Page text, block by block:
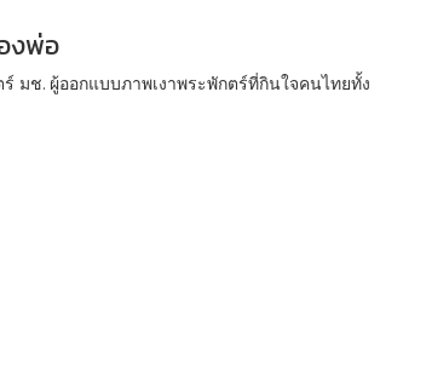
งพ่อ
มช. ผู้ออกแบบภาพเงาพระพักตร์ที่กินใจคนไทยทั้ง